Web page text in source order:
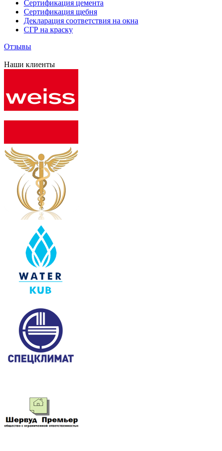
Сертификация цемента
Сертификация щебня
Декларация соответствия на окна
СГР на краску
Отзывы
Наши клиенты